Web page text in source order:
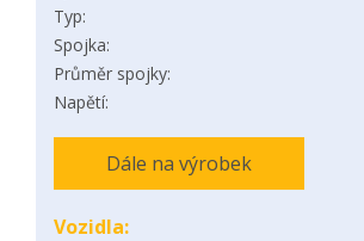
Typ:
Spojka:
Průměr spojky:
Napětí:
Dále na výrobek
Vozidla: